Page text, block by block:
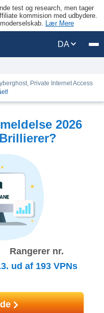
test og research, men tager
kommision med udbydere.
Lær Mere
DA
Private Internet Access
2026
Rangerer nr.
ud af 193VPNs